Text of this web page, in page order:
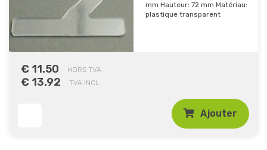
mm Hauteur: 72 mm Matériau:
plastique transparent
€ 11.50 HORS TVA
€ 13.92 TVA INCL.
Ajouter